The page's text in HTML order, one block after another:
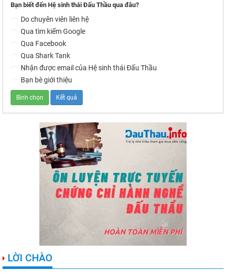
Bạn biết đến Hệ sinh thái Đấu Thầu qua đâu?
Do chuyên viên liên hệ
Qua tìm kiếm Google
Qua Facebook
Qua Shark Tank
Nhận được email của Hệ sinh thái Đấu Thầu
Bạn bè giới thiệu
LỜI CHÀO